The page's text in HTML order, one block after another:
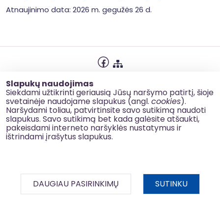
Slapukų naudojimas
Siekdami užtikrinti geriausią Jūsų naršymo patirtį, šioje
svetainėje naudojame slapukus (angl. cookies).
Naršydami toliau, patvirtinsite savo sutikimą naudoti
slapukus. Savo sutikimą bet kada galėsite atšaukti,
pakeisdami interneto naršyklės nustatymus ir
ištrindami įrašytus slapukus.
DAUGIAU PASIRINKIMŲ SUTINKU
Atnaujinimo data: 2026 m. gegužės 26 d.
Slapukų naudojimas
Korupcijos prevencija
Kontaktai